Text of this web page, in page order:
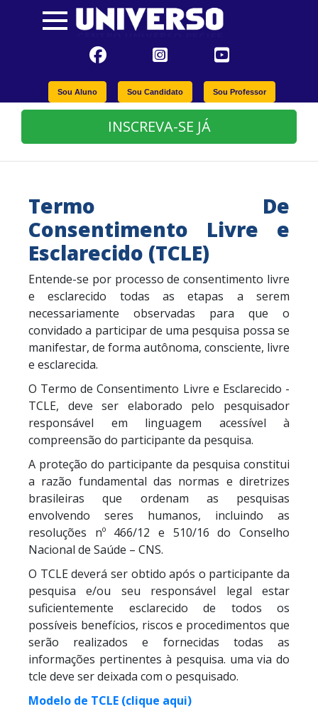
Sou Aluno Sou Candidato Sou Professor
INSCREVA-SE JÁ
Termo De
Consentimento Livre e
Esclarecido (TCLE)
Entende-se por processo de consentimento livre
e esclarecido todas as etapas a serem
necessariamente observadas para que o
convidado a participar de uma pesquisa possa se
manifestar, de forma autônoma, consciente, livre
e esclarecida.
O Termo de Consentimento Livre e Esclarecido -
TCLE, deve ser elaborado pelo pesquisador
responsável em linguagem acessível à
compreensão do participante da pesquisa.
A proteção do participante da pesquisa constitui
a razão fundamental das normas e diretrizes
brasileiras que ordenam as pesquisas
envolvendo seres humanos, incluindo as
resoluções nº 466/12 e 510/16 do Conselho
Nacional de Saúde – CNS.
O TCLE deverá ser obtido após o participante da
pesquisa e/ou seu responsável legal estar
suficientemente esclarecido de todos os
possíveis benefícios, riscos e procedimentos que
serão realizados e fornecidas todas as
informações pertinentes à pesquisa. uma via do
tcle deve ser deixada com o pesquisado.
Modelo de TCLE (clique aqui)